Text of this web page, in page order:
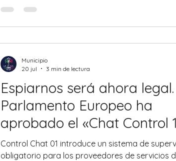
subito un'aggressione violenta si ritrova non solo
economicamente chi era entrato per compiere
reato.
Espiarnos será ahora legal.
Parlamento Europeo ha
aprobado el «Chat Control
Control Chat 01 introduce un sistema de
obligatorio para los proveedores de servicios
Municipio
20 jul
3 min de lectura